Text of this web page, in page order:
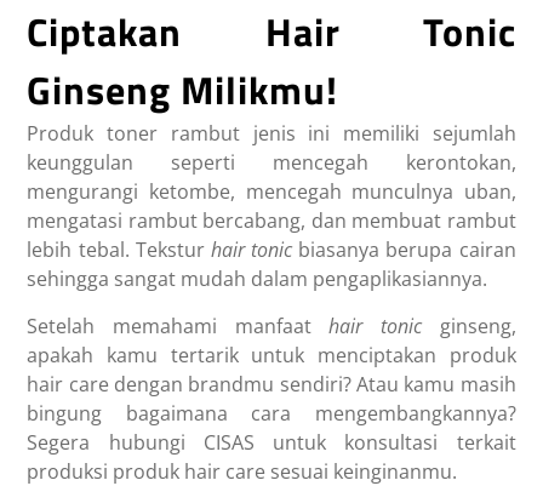
Ciptakan Hair Tonic
Ginseng Milikmu!
Produk toner rambut jenis ini memiliki sejumlah
keunggulan seperti mencegah kerontokan,
mengurangi ketombe, mencegah munculnya uban,
mengatasi rambut bercabang, dan membuat rambut
lebih tebal. Tekstur hair tonicbiasanya berupa cairan
sehingga sangat mudah dalam pengaplikasiannya.
Setelah memahami manfaathair tonicginseng,
apakah kamu tertarik untuk menciptakan produk
hair care dengan brandmu sendiri? Atau kamu masih
bingung bagaimana cara mengembangkannya?
Segera hubungi CISAS untuk konsultasi terkait
produksi produk hair care sesuai keinginanmu.